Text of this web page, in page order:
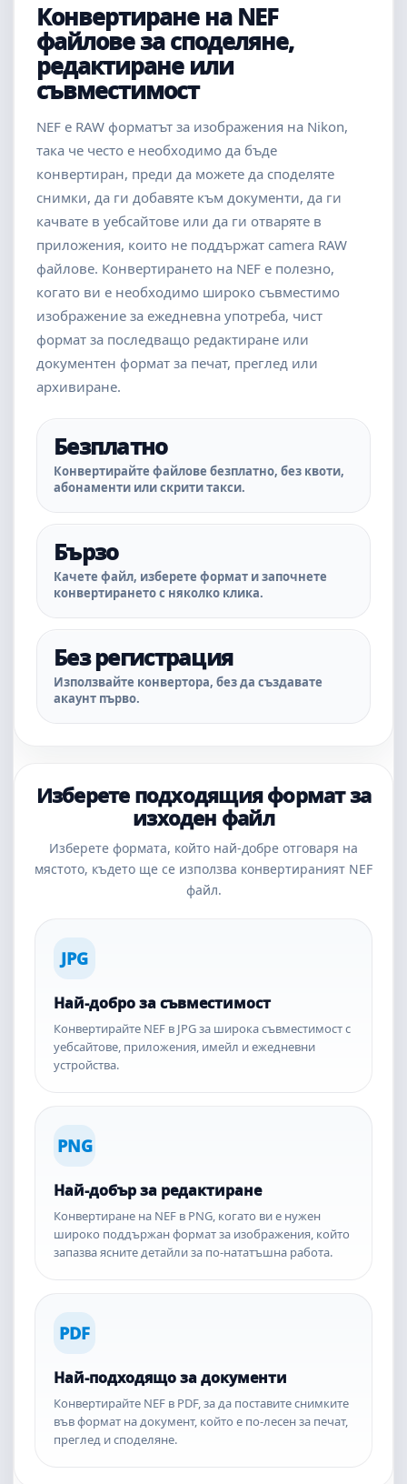
Конвертиране на NEF
файлове за споделяне,
редактиране или
съвместимост
NEF е RAW форматът за изображения на Nikon,
така че често е необходимо да бъде
конвертиран, преди да можете да споделяте
снимки, да ги добавяте към документи, да ги
качвате в уебсайтове или да ги отваряте в
приложения, които не поддържат camera RAW
файлове. Конвертирането на NEF е полезно,
когато ви е необходимо широко съвместимо
изображение за ежедневна употреба, чист
формат за последващо редактиране или
документен формат за печат, преглед или
архивиране.
Безплатно
Конвертирайте файлове безплатно, без квоти,
абонаменти или скрити такси.
Бързо
Качете файл, изберете формат и започнете
конвертирането с няколко клика.
Без регистрация
Използвайте конвертора, без да създавате
акаунт първо.
Изберете подходящия формат за
изходен файл
Изберете формата, който най-добре отговаря на
мястото, където ще се използва конвертираният NEF
файл.
JPG
Най-добро за съвместимост
Конвертирайте NEF в JPG за широка съвместимост с
уебсайтове, приложения, имейл и ежедневни
устройства.
PNG
Най-добър за редактиране
Конвертиране на NEF в PNG, когато ви е нужен
широко поддържан формат за изображения, който
запазва ясните детайли за по-нататъшна работа.
PDF
Най-подходящо за документи
Конвертирайте NEF в PDF, за да поставите снимките
във формат на документ, който е по-лесен за печат,
преглед и споделяне.